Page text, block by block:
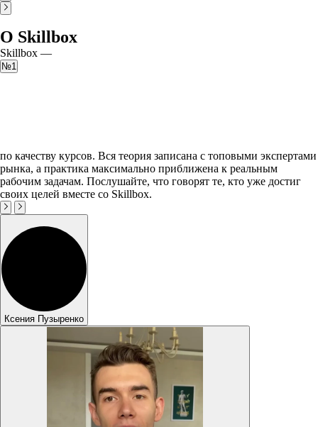
О Skillbox
Skillbox —
№1
по качеству курсов. Вся теория записана с топовыми экспертами
рынка, а практика максимально приближена к реальным
рабочим задачам. Послушайте, что говорят те, кто уже достиг
своих целей вместе со Skillbox.
Ксения Пузыренко